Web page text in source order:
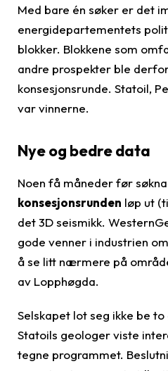
Med bare én søker er det
energidepartementets
blokker. Blokkene som
andre prospekter ble
konsesjonsrunde. Statoil,
var vinnerne.
Nye og bedre data
Noen få måneder før
konsesjonsrunden løp ut
det 3D seismikk.
gode venner i industrien
å se litt nærmere på
av Lopphøgda.
Selskapet lot seg ikke be
Statoils geologer viste
tegne programmet.